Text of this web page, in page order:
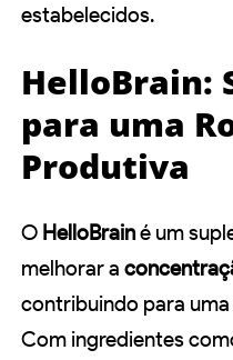
estabelecidos.
HelloBrain:
para uma
Produtiva
O HelloBrainé um
melhorar a
contribuindo para
Com ingredientes